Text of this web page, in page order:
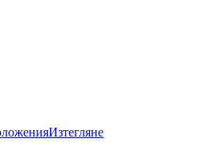
Изтегляне